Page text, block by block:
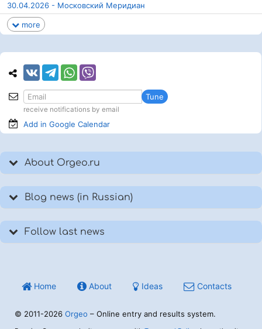
30.04.2026 - Московский Меридиан
more
Tune
receive notifications by email
Add in Google Calendar
About Orgeo.ru
Blog news (in Russian)
Follow last news
Home About Ideas Contacts
© 2011-2026 Orgeo – Online entry and results system.